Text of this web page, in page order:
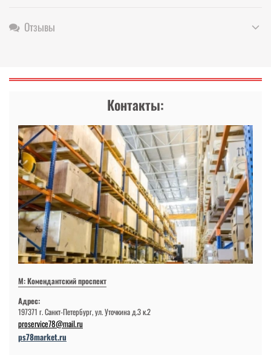
Отзывы
Контакты:
М: Комендантский проспект
Адрес:
197371 г. Санкт-Петербург, ул. Уточкина д.3 к.2
proservice78@mail.ru
ps78market.ru